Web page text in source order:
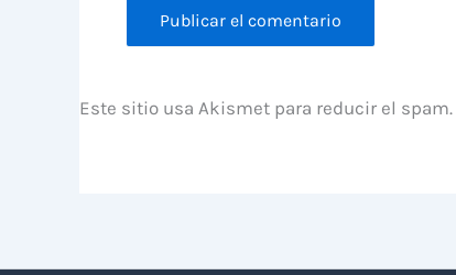
Este sitio usa Akismet para reducir el spam.